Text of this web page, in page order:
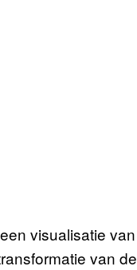
visualisatie van
van de